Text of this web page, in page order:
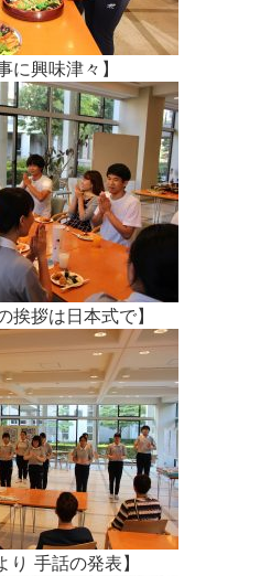
に興味津々】
挨拶は日本式で】
り 手話の発表】